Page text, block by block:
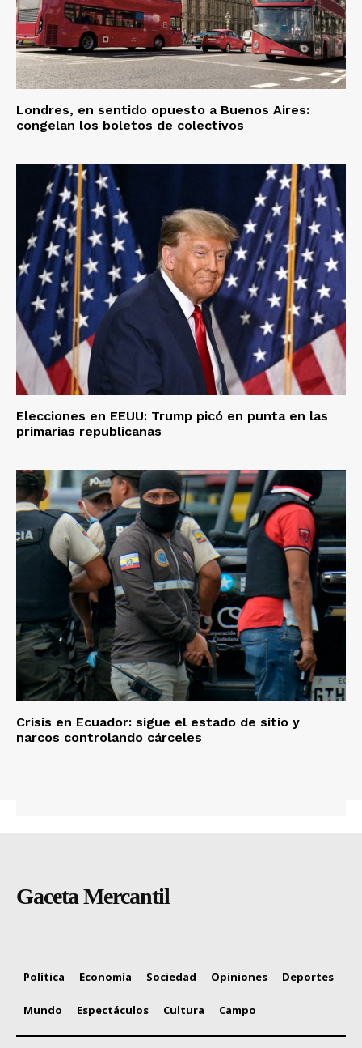
Londres, en sentido opuesto a Buenos Aires:
congelan los boletos de colectivos
Elecciones en EEUU: Trump picó en punta en las
primarias republicanas
Crisis en Ecuador: sigue el estado de sitio y
narcos controlando cárceles
Gaceta Mercantil
Política Economía Sociedad Opiniones Deportes
Mundo Espectáculos Cultura Campo